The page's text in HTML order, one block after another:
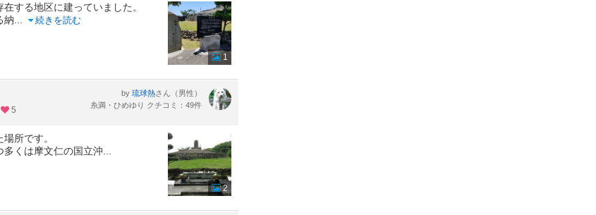
する地区に建っていました。
納
続きを読む
1
5
by 琉球熱さん（男性）
糸満・ひめゆり クチコミ：49件
所です。
くは摩文仁の国立沖
2